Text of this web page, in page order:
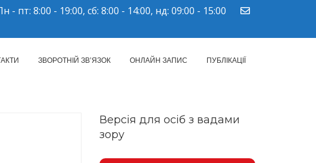
- пт: 8:00 - 19:00, сб: 8:00 - 14:00, нд: 09:00 - 15:00
ПМСД"
ЗВОРОТНІЙ ЗВ’ЯЗОК ОНЛАЙН ЗАПИС ПУБЛІКАЦІЇ
Версія для осіб з вадами
зору